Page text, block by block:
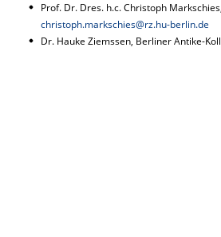
Prof. Dr. Dres. h.c. Christoph
christoph.markschies@rz.hu-berlin.de
Dr. Hauke Ziemssen, Berliner Antike-